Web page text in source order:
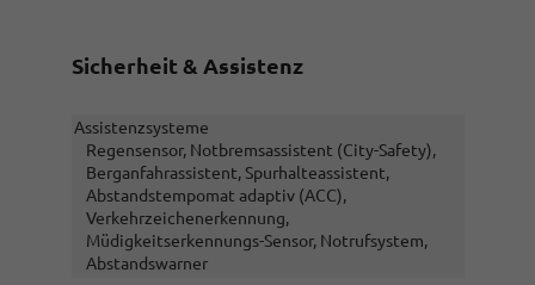
Sicherheit & Assistenz
Assistenzsysteme
Regensensor, Notbremsassistent (City-Safety),
Berganfahrassistent, Spurhalteassistent,
Abstandstempomat adaptiv (ACC),
Verkehrzeichenerkennung,
Müdigkeitserkennungs-Sensor, Notrufsystem,
Abstandswarner